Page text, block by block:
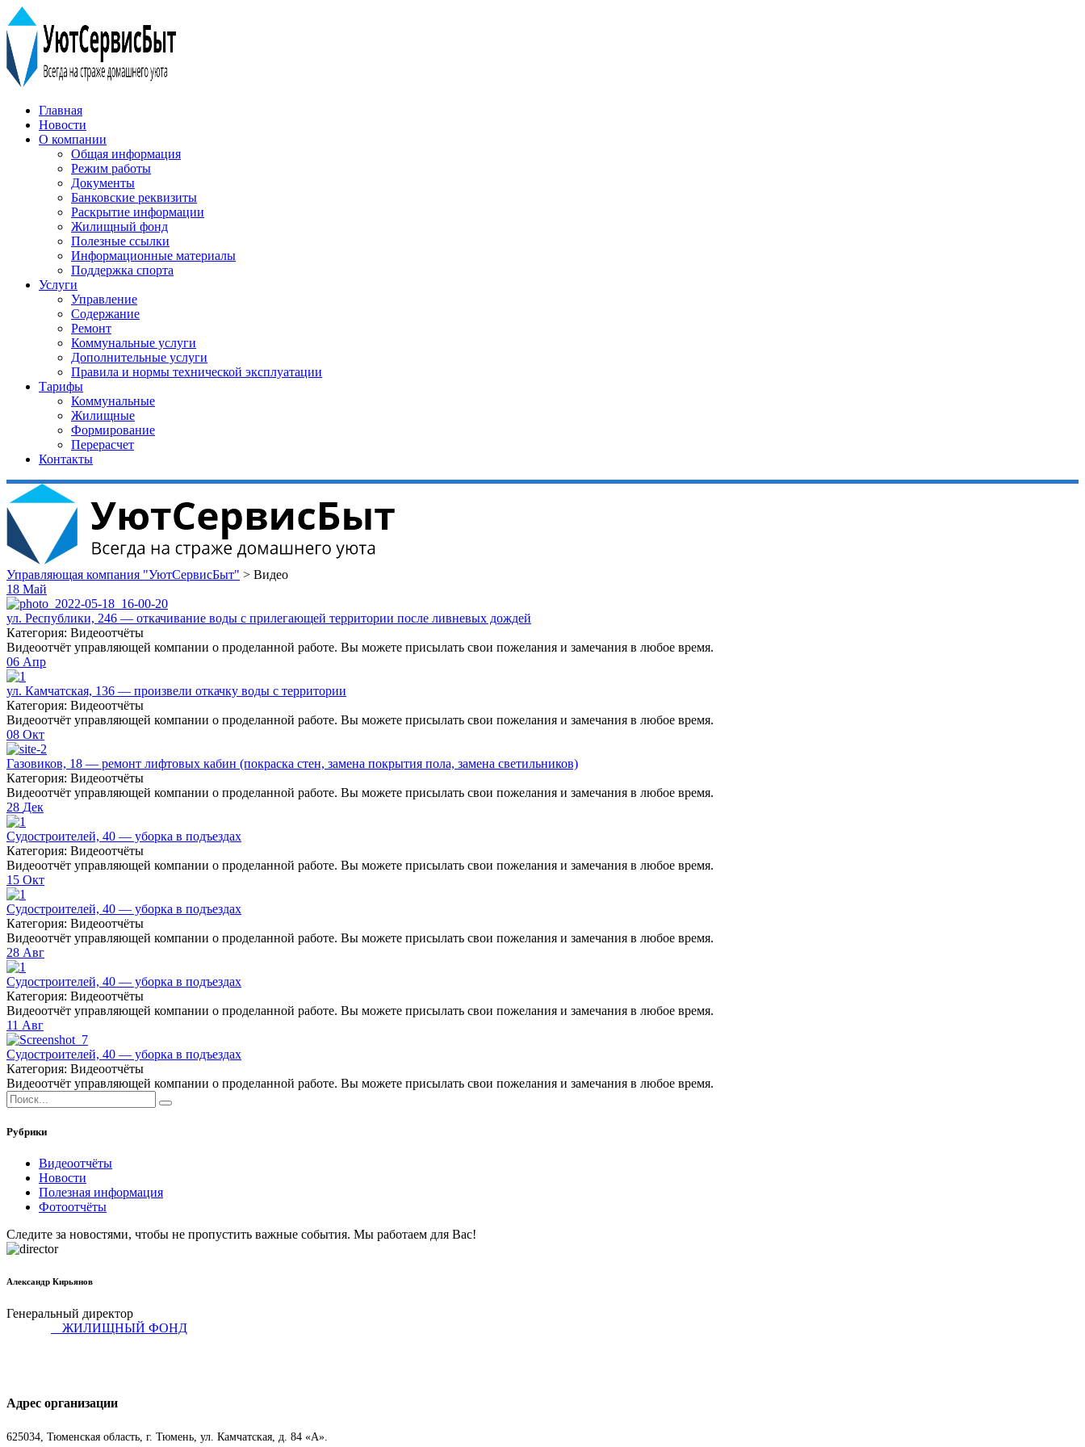
Главная
Новости
О компании
Общая информация
Режим работы
Документы
Банковские реквизиты
Раскрытие информации
Жилищный фонд
Полезные ссылки
Информационные материалы
Поддержка спорта
Услуги
Управление
Содержание
Ремонт
Коммунальные услуги
Дополнительные услуги
Правила и нормы технической эксплуатации
Тарифы
Коммунальные
Жилищные
Формирование
Перерасчет
Контакты
Управляющая компания "УютСервисБыт" > Видео
18 Май
ул. Республики, 246 — откачивание воды с прилегающей территории после ливневых дождей
Категория: Видеоотчёты
Видеоотчёт управляющей компании о проделанной работе. Вы можете присылать свои пожелания и замечания в любое время.
06 Апр
ул. Камчатская, 136 — произвели откачку воды с территории
Категория: Видеоотчёты
Видеоотчёт управляющей компании о проделанной работе. Вы можете присылать свои пожелания и замечания в любое время.
08 Окт
Газовиков, 18 — ремонт лифтовых кабин (покраска стен, замена покрытия пола, замена светильников)
Категория: Видеоотчёты
Видеоотчёт управляющей компании о проделанной работе. Вы можете присылать свои пожелания и замечания в любое время.
28 Дек
Судостроителей, 40 — уборка в подъездах
Категория: Видеоотчёты
Видеоотчёт управляющей компании о проделанной работе. Вы можете присылать свои пожелания и замечания в любое время.
15 Окт
Судостроителей, 40 — уборка в подъездах
Категория: Видеоотчёты
Видеоотчёт управляющей компании о проделанной работе. Вы можете присылать свои пожелания и замечания в любое время.
28 Авг
Судостроителей, 40 — уборка в подъездах
Категория: Видеоотчёты
Видеоотчёт управляющей компании о проделанной работе. Вы можете присылать свои пожелания и замечания в любое время.
11 Авг
Судостроителей, 40 — уборка в подъездах
Категория: Видеоотчёты
Видеоотчёт управляющей компании о проделанной работе. Вы можете присылать свои пожелания и замечания в любое время.
Рубрики
Видеоотчёты
Новости
Полезная информация
Фотоотчёты
Следите за новостями, чтобы не пропустить важные события. Мы работаем для Вас!
Александр Кирьянов
Генеральный директор
ЖИЛИЩНЫЙ ФОНД
Адрес организации
625034, Тюменская область, г. Тюмень, ул. Камчатская, д. 84 «А».